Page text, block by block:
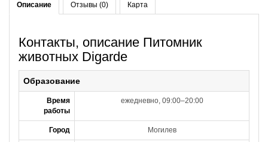
Описание Отзывы (0) Карта
Контакты, описание Питомник
животных Digarde
Образование
Время
работы
ежедневно, 09:00–20:00
Город Могилев